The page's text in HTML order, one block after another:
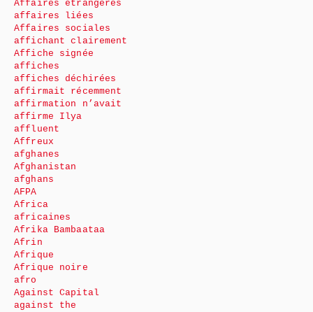
Affaires étrangères
affaires liées
Affaires sociales
affichant clairement
Affiche signée
affiches
affiches déchirées
affirmait récemment
affirmation n’avait
affirme Ilya
affluent
Affreux
afghanes
Afghanistan
afghans
AFPA
Africa
africaines
Afrika Bambaataa
Afrin
Afrique
Afrique noire
afro
Against Capital
against the